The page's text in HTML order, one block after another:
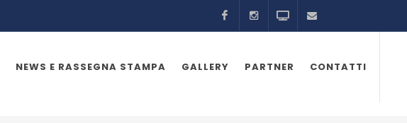
FacebookInstagramOdeon TV
NEWS E RASSEGNA STAMPA GALLERY PARTNER CONTATTI